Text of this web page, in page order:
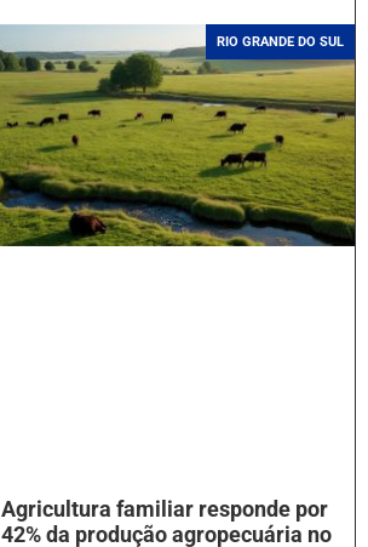
RIO GRANDE DO SUL
Agricultura familiar responde por
42% da produção agropecuária no